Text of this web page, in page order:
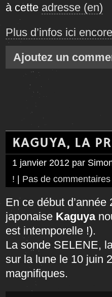
à cette adresse (en)
Plus d’infos ici
Ajoutez un
KAGUYA, LA
1 janvier 2012 par
! | Pas de commentaires
En ce début
japonaise Kaguya
est intemporelle !).
La sonde SELENE,
sur la lune le 10 juin
magnifiques.